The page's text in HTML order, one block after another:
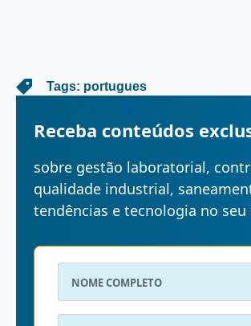
   Tags:
portugues
Receba conteúdos
sobre gestão laboratorial,
qualidade industrial,
tendências e tecnologia no seu